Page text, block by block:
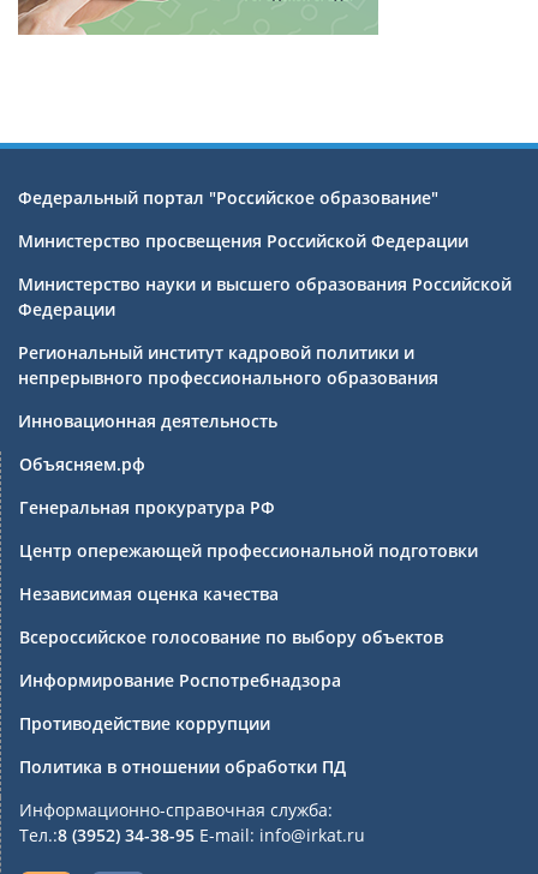
Федеральный портал "Российское образование"
Министерство просвещения Российской Федерации
Министерство науки и высшего образования Российской
Федерации
Региональный институт кадровой политики и
непрерывного профессионального образования
Инновационная деятельность
Объясняем.рф
Генеральная прокуратура РФ
Центр опережающей профессиональной подготовки
Независимая оценка качества
Всероссийское голосование по выбору объектов
Информирование Роспотребнадзора
Противодействие коррупции
Политика в отношении обработки ПД
Информационно-справочная служба:
Тел.:8 (3952) 34-38-95 E-mail: info@irkat.ru